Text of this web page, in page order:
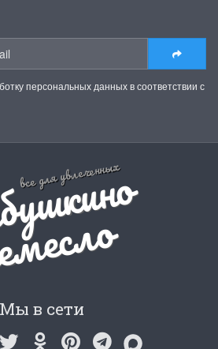
персональных данных в соответствии с
все для увлеченных
Мы в сети